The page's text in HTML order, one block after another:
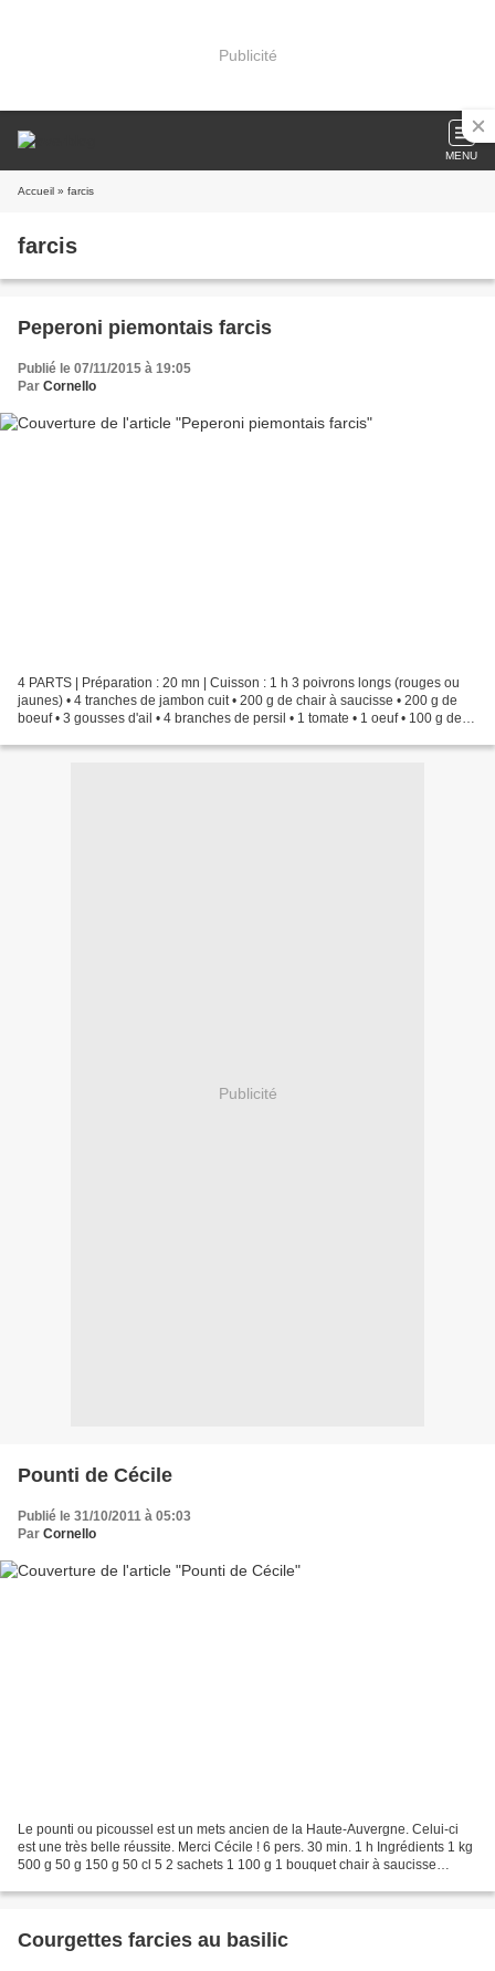
Publicité
MENU
Accueil » farcis
farcis
Peperoni piemontais farcis
Publié le 07/11/2015 à 19:05
Par Cornello
4 PARTS | Préparation : 20 mn | Cuisson : 1 h 3 poivrons longs (rouges ou
jaunes) • 4 tranches de jambon cuit • 200 g de chair à saucisse • 200 g de
boeuf • 3 gousses d'ail • 4 branches de persil • 1 tomate • 1 oeuf • 100 g de
Publicité
Pounti de Cécile
Publié le 31/10/2011 à 05:03
Par Cornello
Le pounti ou picoussel est un mets ancien de la Haute-Auvergne. Celui-ci
est une très belle réussite. Merci Cécile ! 6 pers. 30 min. 1 h Ingrédients 1 kg
500 g 50 g 150 g 50 cl 5 2 sachets 1 100 g 1 bouquet chair à saucisse
Courgettes farcies au basilic